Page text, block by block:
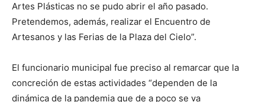
Artes Plásticas no se pudo abrir el año pasado.
Pretendemos, además, realizar el Encuentro de
Artesanos y las Ferias de la Plaza del Cielo”.
El funcionario municipal fue preciso al remarcar que la
concreción de estas actividades “dependen de la
dinámica de la pandemia que de a poco se va